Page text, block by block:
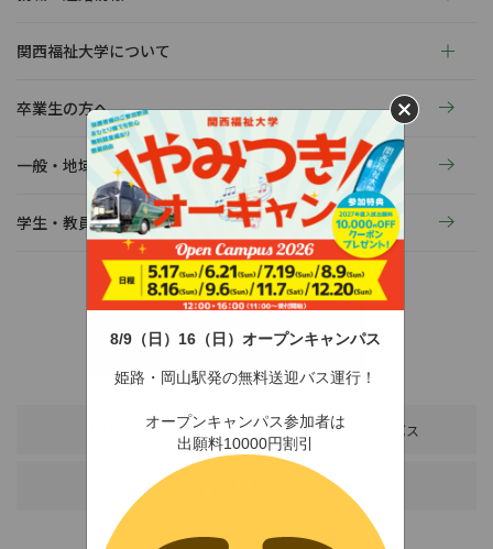
8/9（日）16（日）オープンキャンパス
姫路・岡山駅発の無料送迎バス運行！
オープンキャンパス参加者は
出願料10000円割引
関西福祉大学について
卒業生の方へ
一般・地域の方へ
学生・教員の活動
〒678-0255 兵庫県赤穂市新田380-3
TEL：0791-46-2525（代）FAX：0791-46-2526
アクセス スクールバス